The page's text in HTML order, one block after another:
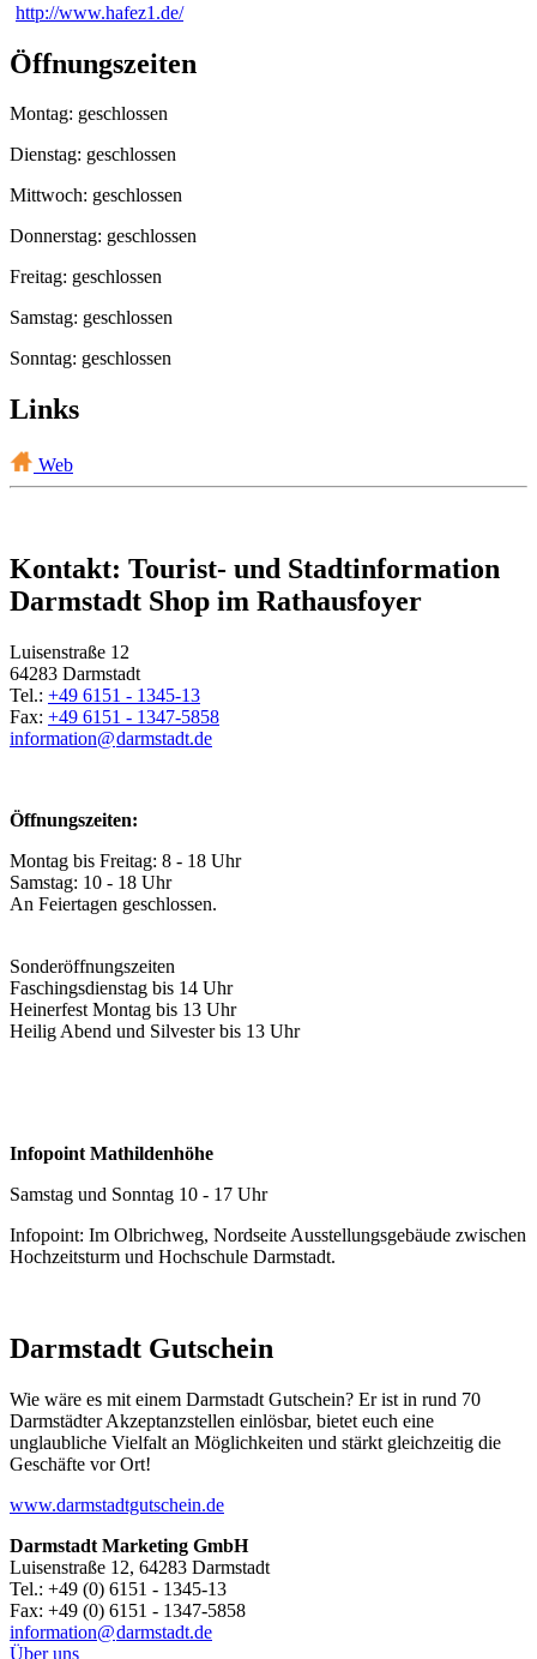
http://www.hafez1.de/
Öffnungszeiten
Montag: geschlossen
Dienstag: geschlossen
Mittwoch: geschlossen
Donnerstag: geschlossen
Freitag: geschlossen
Samstag: geschlossen
Sonntag: geschlossen
Links
Web
Kontakt: Tourist- und Stadtinformation
Darmstadt Shop im Rathausfoyer
Luisenstraße 12
64283 Darmstadt
Tel.: +49 6151 - 1345-13
Fax: +49 6151 - 1347-5858
information@darmstadt.de
Öffnungszeiten:
Montag bis Freitag: 8 - 18 Uhr
Samstag: 10 - 18 Uhr
An Feiertagen geschlossen.
Sonderöffnungszeiten
Faschingsdienstag bis 14 Uhr
Heinerfest Montag bis 13 Uhr
Heilig Abend und Silvester bis 13 Uhr
Infopoint Mathildenhöhe
Samstag und Sonntag 10 - 17 Uhr
Infopoint: Im Olbrichweg, Nordseite Ausstellungsgebäude zwischen
Hochzeitsturm und Hochschule Darmstadt.
Darmstadt Gutschein
Wie wäre es mit einem Darmstadt Gutschein? Er ist in rund 70
Darmstädter Akzeptanzstellen einlösbar, bietet euch eine
unglaubliche Vielfalt an Möglichkeiten und stärkt gleichzeitig die
Geschäfte vor Ort!
www.darmstadtgutschein.de
Darmstadt Marketing GmbH
Luisenstraße 12, 64283 Darmstadt
Tel.: +49 (0) 6151 - 1345-13
Fax: +49 (0) 6151 - 1347-5858
information@darmstadt.de
Über uns